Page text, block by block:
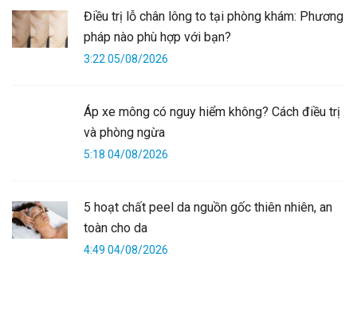
Điều trị lỗ chân lông to tại phòng khám: Phương
pháp nào phù hợp với bạn?
3:22 05/08/2026
Áp xe mông có nguy hiểm không? Cách điều trị
và phòng ngừa
5:18 04/08/2026
5 hoạt chất peel da nguồn gốc thiên nhiên, an
toàn cho da
4:49 04/08/2026